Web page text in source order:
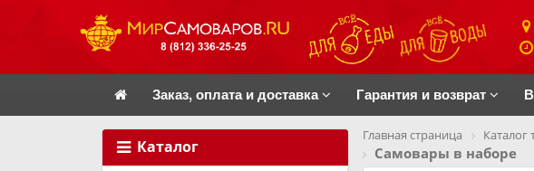
Заказ, оплата и доставка Гарантия и возврат
Каталог
Главная страница Каталог
Самовары в наборе